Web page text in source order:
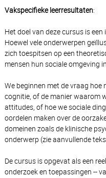
Vakspecifieke leerresultaten:
Het doel van deze cursus is
Hoewel vele onderwerpen
zich toespitsen op een
mensen hun sociale omgeving
We beginnen met de vraag hoe
cognitie, of de manier waarom
attitudes, of hoe we sociale
oordelen maken over de
domeinen zoals de klinische
onderwerp (zie aanvullende
De cursus is opgevat als een
onderzoek en toepassingen --